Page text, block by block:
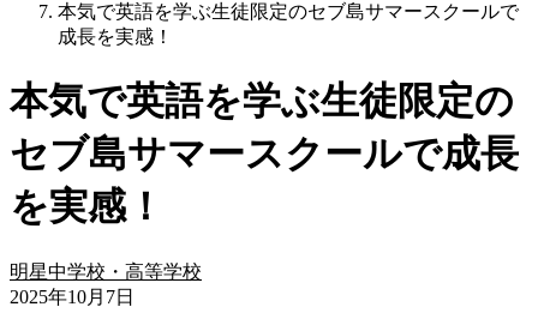
本気で英語を学ぶ生徒限定のセブ島サマースクールで
成長を実感！
本気で英語を学ぶ生徒限定の
セブ島サマースクールで成長
を実感！
明星中学校・高等学校
2025年10月7日